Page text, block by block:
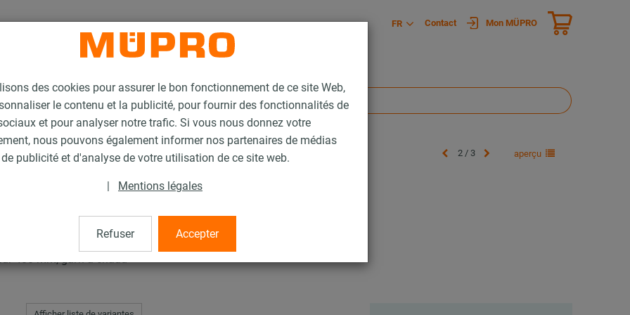
des cookies pour assurer le bon fonctionnement de ce site Web,
le contenu et la publicité, pour fournir des fonctionnalités de
et pour analyser notre trafic. Si vous nous donnez votre
nous pouvons également informer nos partenaires de médias
publicité et d'analyse de votre utilisation de ce site web.
| Mentions légales
Refuser Accepter
FR Contact Mon MÜPRO
galvanisés à chaud Kit support universel MPC 2 / 3 aperçu
MPC
480 mm, galv. à chaud